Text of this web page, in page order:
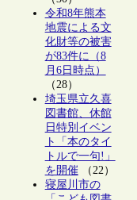
令和8年熊本
地震による文
化財等の被害
が83件に（8
月6日時点）
（28）
埼玉県立久喜
図書館、休館
日特別イベン
ト「本のタイ
トルで一句!」
を開催（22）
寝屋川市の